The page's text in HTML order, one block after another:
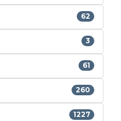
62
3
61
260
1227